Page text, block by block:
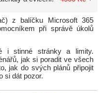
z balíčku Microsoft 365
při správě úkolů
i stinné stránky a limity.
jak si poradit ve všech
jak do svých plánů připojit
si dát pozor.